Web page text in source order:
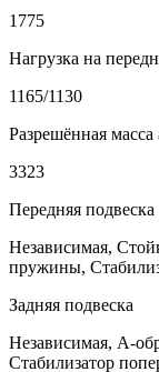
1775
Нагрузка на
1165/1130
Разрешённая масса
3323
Передняя подвеска
Независимая,
пружины,
Задняя подвеска
Независимая, А-
Стабилизатор